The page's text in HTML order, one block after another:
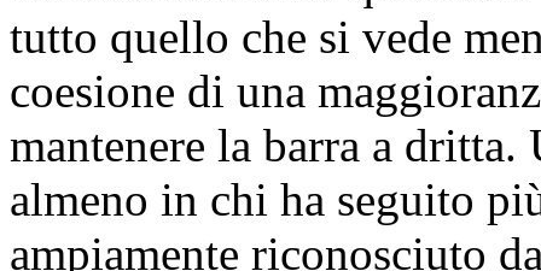
tutto quello che si vede
coesione di una
mantenere la barra a
almeno in chi ha seguito
ampiamente riconosciuto